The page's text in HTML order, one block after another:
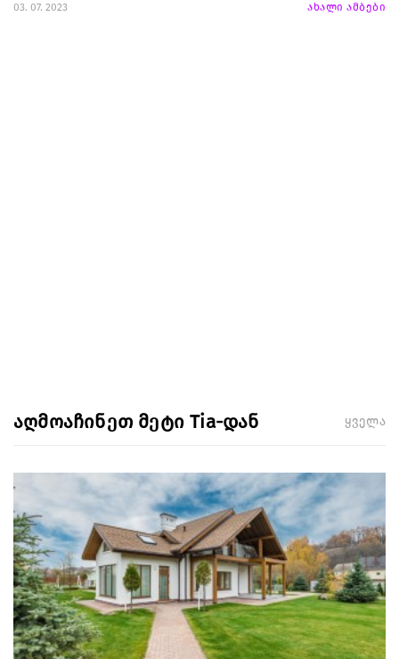
03. 07. 2023 ახალი ამბები
აღმოაჩინეთ მეტი Tia-დან ყველა